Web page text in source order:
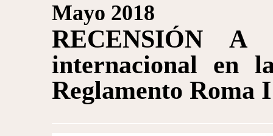
Mayo 2018
RECENSIÓN
internacional en
Reglamento Roma I